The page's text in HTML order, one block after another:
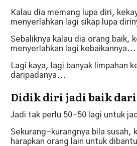
Kalau dia memang lupa diri,
menyerlahkan lagi sikap lupa
Sebaliknya kalau dia orang baik,
menyerlahkan lagi kebaikannya...
Lagi kaya, lagi banyak limpahan
daripadanya...
Didik diri jadi baik
Jadi tak perlu 50-50 lagi untuk
Sekurang-kurangnya bila susah,
harapkan orang lain untuk